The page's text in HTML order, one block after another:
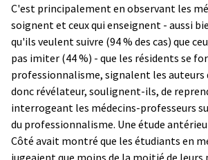
C'est principalement en observant les
soignent et ceux qui enseignent - aussi
qu'ils veulent suivre (94 % des cas) que
pas imiter (44 %) - que les résidents se
professionnalisme, signalent les auteurs
donc révélateur, soulignent-ils, de
interrogeant les médecins-professeurs
du professionnalisme. Une étude
Côté avait montré que les étudiants en
jugeaient que moins de la moitié de leurs